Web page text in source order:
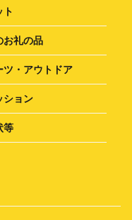
ト
お礼の品
ツ・アウトドア
ション
等